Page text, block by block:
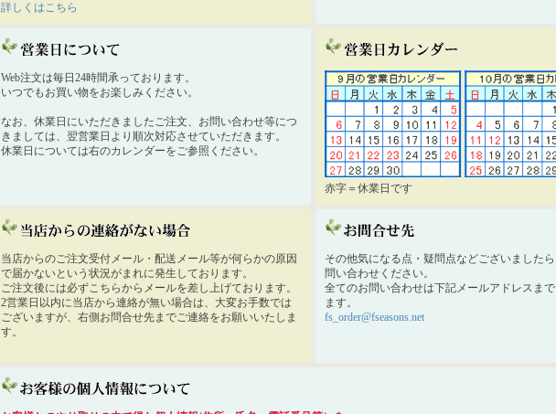
詳しくはこちら
Web注文は毎日24時間承っております。
いつでもお買い物をお楽しみください。
なお、休業日にいただきましたご注文、お問い合わせ等につ
きましては、翌営業日より順次対応させていただきます。
休業日については右のカレンダーをご参照ください。
赤字＝休業日です
当店からのご注文受付メール・配送メール等が何らかの原因
で届かないという状況がまれに発生しております。
ご注文後には必ずこちらからメールを差し上げております。
2営業日以内に当店から連絡が無い場合は、大変お手数では
ございますが、右側お問合せ先までご連絡をお願いいたしま
す。
その他気になる点・疑問点などございました
問い合わせください。
全てのお問い合わせは下記メールアドレスま
ます。
fs_order@fseasons.net